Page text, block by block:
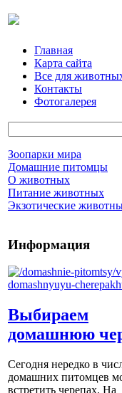
Главная
Карта сайта
Все для
Контакты
Фотогалерея
Зоопарки мира
Домашние питомцы
О животных
Питание животных
Экзотические
Информация
Выбираем
домашнюю
Сегодня нередко в
домашних питомцев
встретить черепах. На